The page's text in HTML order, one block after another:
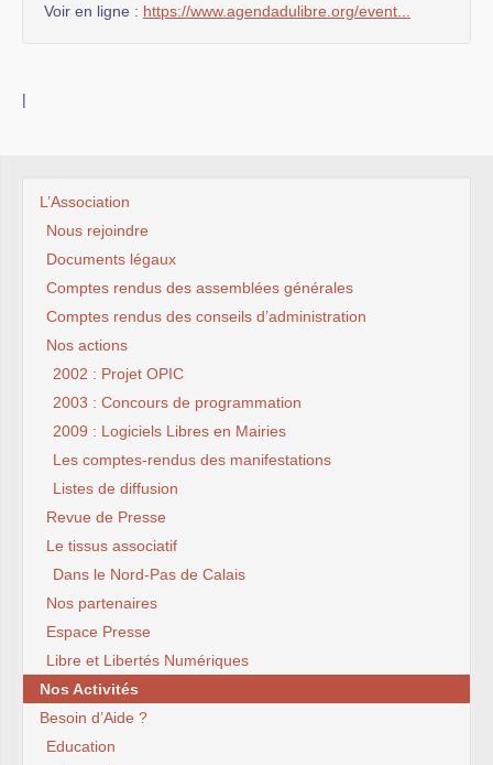
Voir en ligne : https://www.agendadulibre.org/event...
|
L’Association
Nous rejoindre
Documents légaux
Comptes rendus des assemblées générales
Comptes rendus des conseils d’administration
Nos actions
2002 : Projet OPIC
2003 : Concours de programmation
2009 : Logiciels Libres en Mairies
Les comptes-rendus des manifestations
Listes de diffusion
Revue de Presse
Le tissus associatif
Dans le Nord-Pas de Calais
Nos partenaires
Espace Presse
Libre et Libertés Numériques
Nos Activités
Besoin d’Aide ?
Education